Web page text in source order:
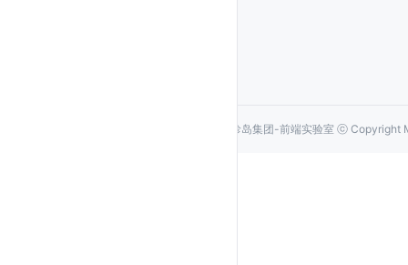
珍岛集团-前端实验室 ⓒ Copyright